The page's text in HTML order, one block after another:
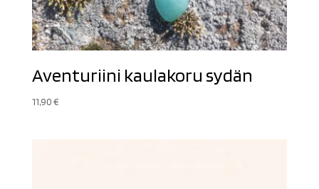
Aventuriini kaulakoru sydän
11,90€